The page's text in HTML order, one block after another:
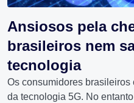
Ansiosos pela
brasileiros nem
tecnologia
Os consumidores
da tecnologia 5G. No